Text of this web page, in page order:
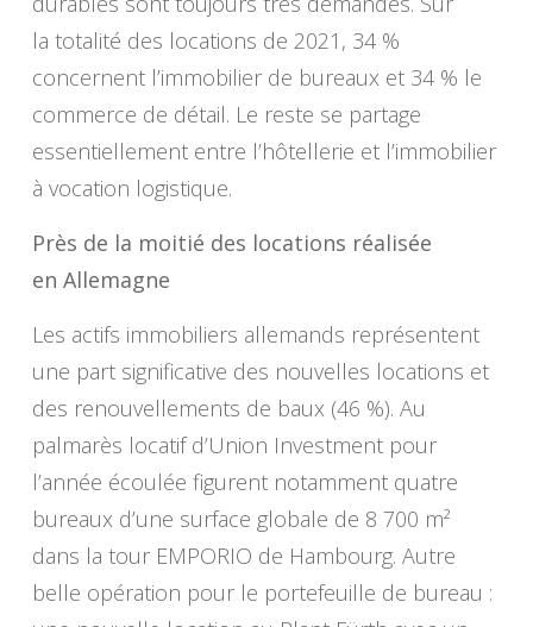
la totalité des locations de 2021, 34 %
concernent l’immobilier de bureaux et 34 % le
commerce de détail. Le reste se partage
essentiellement entre l’hôtellerie et l’immobilier
à vocation logistique.
Près de la moitié des locations réalisée
en Allemagne
Les actifs immobiliers allemands représentent
une part significative des nouvelles locations et
des renouvellements de baux (46 %). Au
palmarès locatif d’Union Investment pour
l’année écoulée figurent notamment quatre
bureaux d’une surface globale de 8 700 m²
dans la tour EMPORIO de Hambourg. Autre
belle opération pour le portefeuille de bureau :